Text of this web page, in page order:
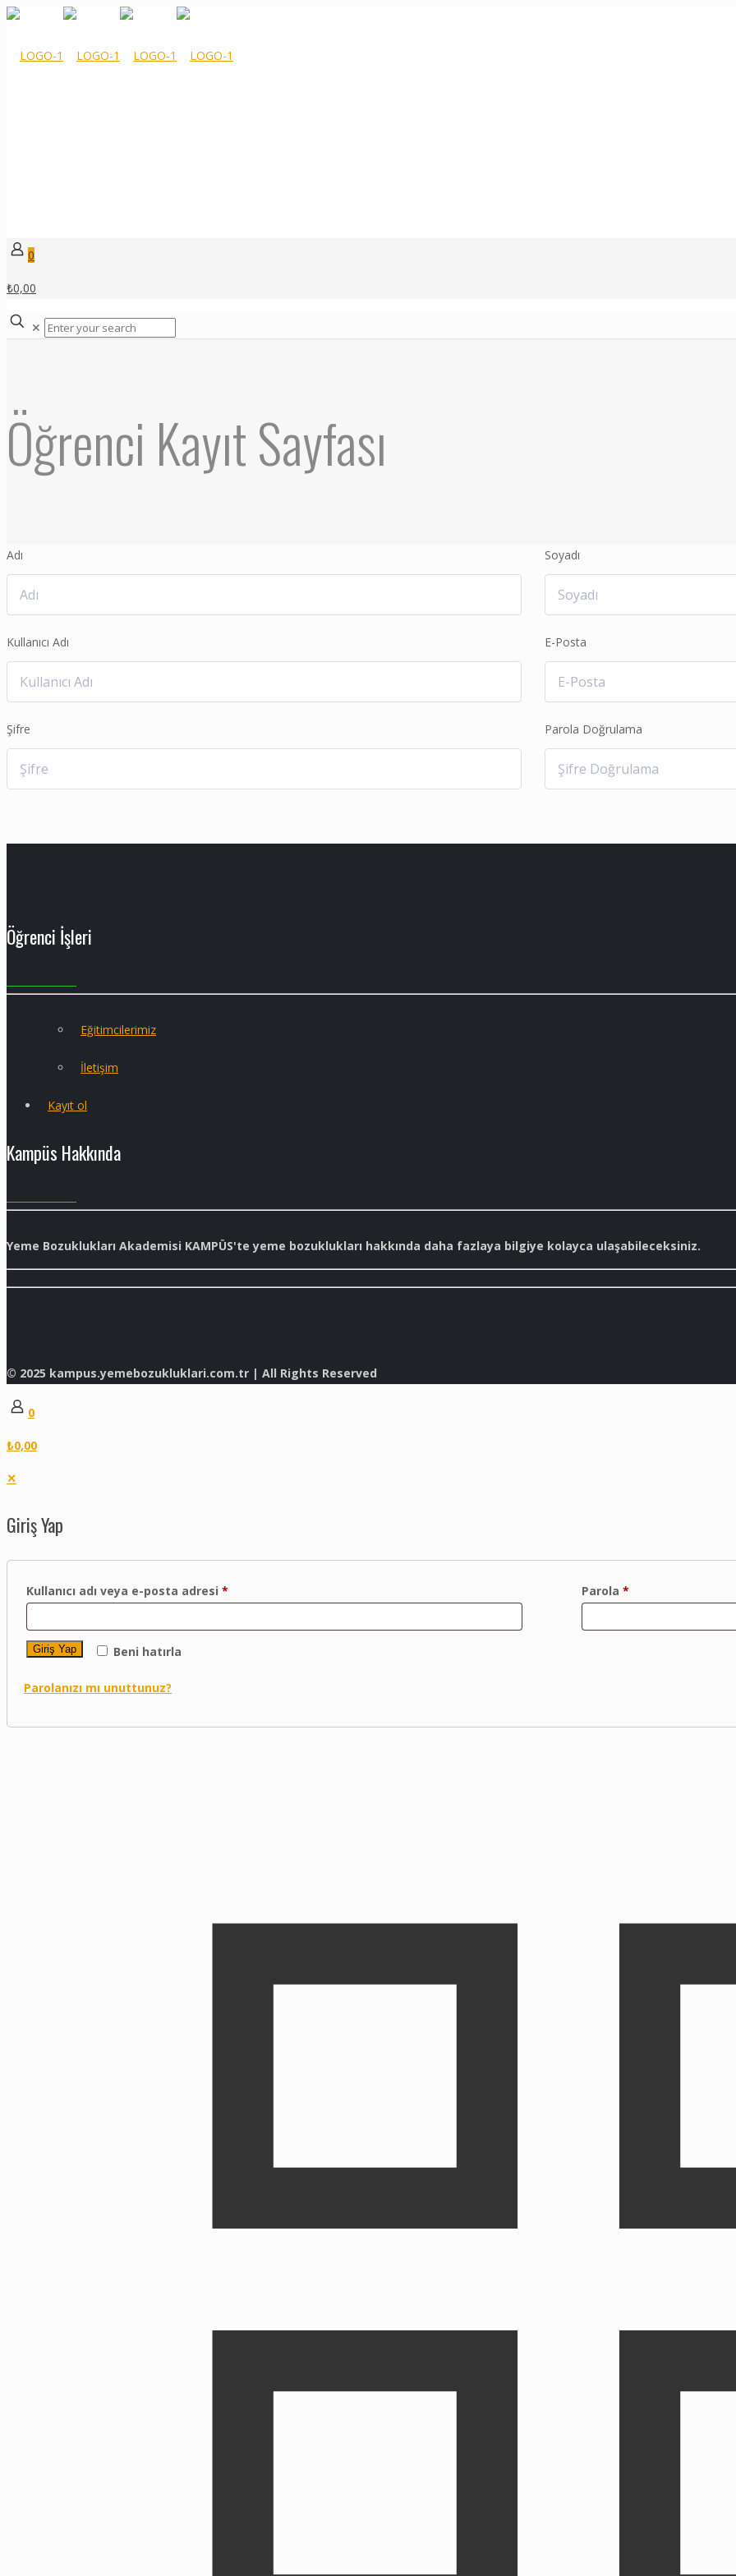
0
₺0,00
✕
Öğrenci Kayıt Sayfası
Adı Soyadı
Kullanıcı Adı E-Posta
Şifre Parola Doğrulama
Öğrenci İşleri
Eğitimcilerimiz
İletişim
Kayıt ol
Kampüs Hakkında
Yeme Bozuklukları Akademisi KAMPÜS'te yeme bozuklukları hakkında daha fazlaya bilgiye kolayca ulaşabileceksiniz.
© 2025 kampus.yemebozukluklari.com.tr | All Rights Reserved
0
₺0,00
✕
Giriş Yap
Kullanıcı adı veya e-posta adresi * Parola *
Beni hatırla
Giriş Yap
Parolanızı mı unuttunuz?